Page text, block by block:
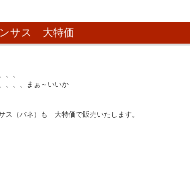
サス 大特価
、
、、、まぁ～いいか
（バネ）も 大特価で販売いたします。